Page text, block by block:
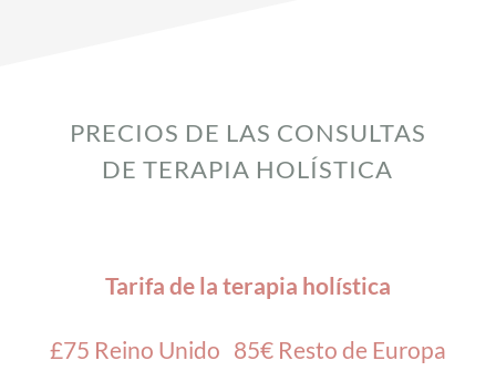
PRECIOS DE LAS CONSULTAS
DE TERAPIA HOLÍSTICA
Tarifa de la terapia holística
£75 Reino Unido 85€ Resto de Europa